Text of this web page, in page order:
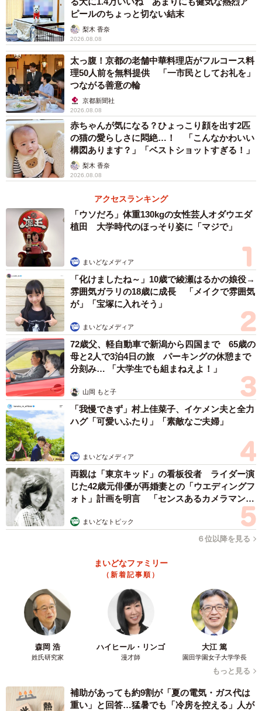
いつもたいていこんなふうにねてるんです（「ほんわか姉妹」さん提
供、動画よりキャプチャ撮影）
ダックス犬の就寝動画…お布団に入って寝るよう
になったのは？
──くぅちゃんの就寝動画が話題になりました。
「くぅには、眠くなる時間があります。だいたい21時か22
時くらいです。リビングでデローンとなるので、タイミン
グを見て私が連れて行きます。以前は、少しの時間待つっ
て感じでしたが、今ではスヤ～っと寝ちゃう日もありま
す。寝てる布団は、飼い主、私の布団です。このシングル
布団で、飼い主と、ワンコ2匹で、寝てます」
──動画では、お目めは開いたままでしたが。
「ポストした動画は、このまま寝ましたよ。で、私が電気
を消して、横に入れていただいた感じです。寝ていると、
スース～とかわいい寝息で、私には子守唄のように安心で
きます。でも、疲れが大きい日は、結構なイビキをかきま
すよ。鼻の長い犬種ですが、人みたいにしっかりイビキか
きます」
──それにしても、仰向けでお布団に入りまるで人みた
い！ いつ頃からお布団に入って寝るように？
「1年くらいになりますでしょうか。初めは、待っててね…
時期もありましたし、今も走る日もあります。でも、最近
では、飼い主がすぐ来るなー戻るなぁーって学習したの
か、置かれたまま寝てる時がありますね。毎日、同じよう
に寝てるわけではないです。眠い疲れた時間。それがマッ
チすると、勝手に寝てしまうって感じですよ」
ピールのちょっと切ない結末
梨木 香奈
2026.08.08
太っ腹！京都の老舗中華料理店がフルコース料
理50人前を無料提供 「一市民としてお礼を」
つながる善意の輪
京都新聞社
2026.08.08
赤ちゃんが気になる？ひょっこり顔を出す2匹
の猫の愛らしさに悶絶…！ 「こんなかわいい
構図あります？」「ベストショットすぎる！」
梨木 香奈
2026.08.08
アクセスランキング
「ウソだろ」体重130kgの女性芸人オダウエダ
植田 大学時代のほっそり姿に「マジで」
まいどなメディア
「化けましたね～」10歳で綾瀬はるかの娘役→
雰囲気ガラリの18歳に成長 「メイクで雰囲気
が」「宝塚に入れそう」
まいどなメディア
72歳父、軽自動車で新潟から四国まで 65歳の
母と2人で3泊4日の旅 パーキングの休憩まで
分刻み… 「大学生でも組まねえよ！」
山岡 もと子
「我慢できず」村上佳菜子、イケメン夫と全力
ハグ「可愛いふたり」「素敵なご夫婦」
まいどなメディア
両親は「東京キッド」の看板役者 ライダー演
じた42歳元俳優が再婚妻との「ウエディングフ
ォト」計画を明言 「センスあるカメラマン求
まいどなトピック
６位以降を見る
まいどなファミリー
（新着記事順）
森岡 浩
姓氏研究家
ハイヒール・リンゴ
漫才師
大江 篤
園田学園女子大学学長
もっと見る
補助があっても約9割が「夏の電気・ガス代は
重い」と回答…猛暑でも「冷房を控える」人が